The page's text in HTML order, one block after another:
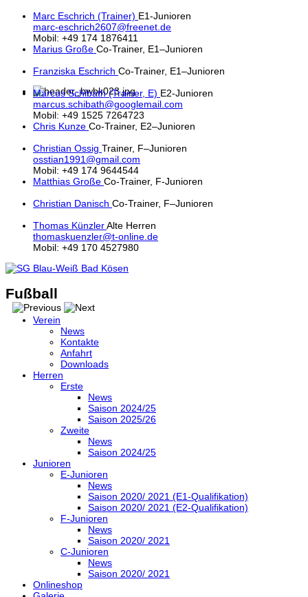
Marc Eschrich (Trainer) E1-Junioren
marc-eschrich2607@freenet.de
Mobil: +49 174 1876411
Marius Große Co-Trainer, E1–Junioren
Franziska Eschrich Co-Trainer, E1–Junioren
Marcus Schibath (Trainer, E) E2-Junioren
marcus.schibath@googlemail.com
Mobil: +49 1525 7264723
Chris Kunze Co-Trainer, E2–Junioren
Christian Ossig Trainer, F–Junioren
osstian1991@gmail.com
Mobil: +49 174 9644544
Matthias Große Co-Trainer, F-Junioren
Christian Danisch Co-Trainer, F–Junioren
Thomas KünzlerAlte Herren
thomaskuenzler@t-online.de
Mobil: +49 170 4527980
Fußball
Verein
News
Kontakte
Anfahrt
Downloads
Herren
Erste
News
Saison 2024/25
Saison 2025/26
Zweite
News
Saison 2024/25
Junioren
E-Junioren
News
Saison 2020/ 2021 (E1-Qualifikation)
Saison 2020/ 2021 (E2-Qualifikation)
F-Junioren
News
Saison 2020/ 2021
C-Junioren
News
Saison 2020/ 2021
Onlineshop